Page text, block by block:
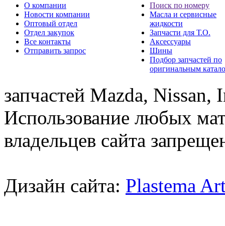
О компании
Новости компании
Оптовый отдел
Отдел закупок
Все контакты
Отправить запрос
Поиск по номеру
Масла и сервисные
жидкости
Запчасти для Т.О.
Аксессуары
Шины
Подбор запчастей по
оригинальным
запчастей Mazda,
Использование любых
владельцев сайта
Дизайн сайта: Plastema